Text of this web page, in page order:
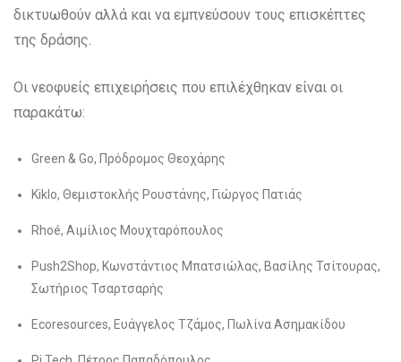
δικτυωθούν αλλά και να εμπνεύσουν τους επισκέπτες
της δράσης.
Οι νεοφυείς επιχειρήσεις που επιλέχθηκαν είναι οι
παρακάτω:
Green & Go, Πρόδρομος Θεοχάρης
Kiklo, Θεμιστοκλής Ρουστάνης, Γιώργος Πατιάς
Rhoé, Αιμίλιος Μουχταρόπουλος
Push2Shop, Κωνστάντιος Μπατσιώλας, Βασίλης Τσίτουρας,
Σωτήριος Τσαρτσαρής
Ecoresources, Ευάγγελος Τζάμος, Πωλίνα Ασημακίδου